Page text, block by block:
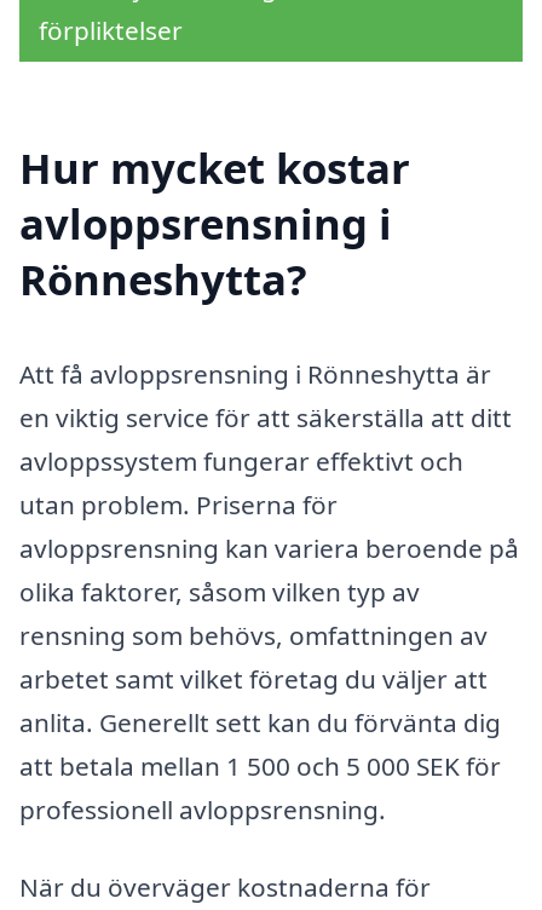
förpliktelser
Hur mycket kostar
avloppsrensning i
Rönneshytta?
Att få avloppsrensning i Rönneshytta är
en viktig service för att säkerställa att ditt
avloppssystem fungerar effektivt och
utan problem. Priserna för
avloppsrensning kan variera beroende på
olika faktorer, såsom vilken typ av
rensning som behövs, omfattningen av
arbetet samt vilket företag du väljer att
anlita. Generellt sett kan du förvänta dig
att betala mellan 1 500 och 5 000 SEK för
professionell avloppsrensning.
När du överväger kostnaderna för